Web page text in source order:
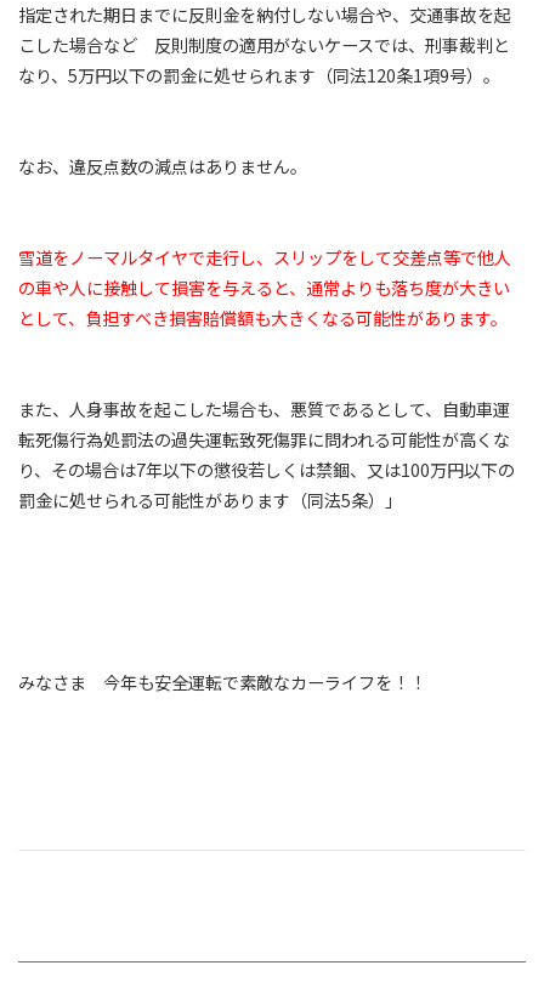
指定された期日までに反則金を納付しない場合や、交通事故を起
こした場合など 反則制度の適用がないケースでは、刑事裁判と
なり、5万円以下の罰金に処せられます（同法120条1項9号）。
なお、違反点数の減点はありません。
雪道をノーマルタイヤで走行し、スリップをして交差点等で他人
の車や人に接触して損害を与えると、通常よりも落ち度が大きい
として、負担すべき損害賠償額も大きくなる可能性があります。
また、人身事故を起こした場合も、悪質であるとして、自動車運
転死傷行為処罰法の過失運転致死傷罪に問われる可能性が高くな
り、その場合は7年以下の懲役若しくは禁錮、又は100万円以下の
罰金に処せられる可能性があります（同法5条）」
みなさま 今年も安全運転で素敵なカーライフを！！